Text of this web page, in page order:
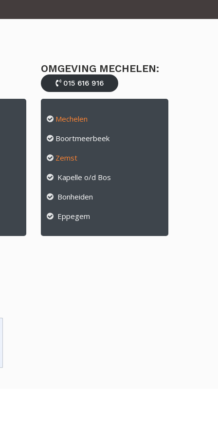
OMGEVING MECHELEN:
015 616 916
Mechelen
Boortmeerbeek
Zemst
Kapelle o/d Bos
Bonheiden
Eppegem